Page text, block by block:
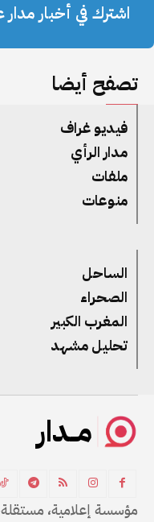
اشترك في أخبار
تصفح أيضا
فيديو غراف
مدار الرأي
ملفات
منوعات
الساحل
الصحراء
المغرب الكبير
تحليل مشهد
مــدار
مؤسسة إعلامية،